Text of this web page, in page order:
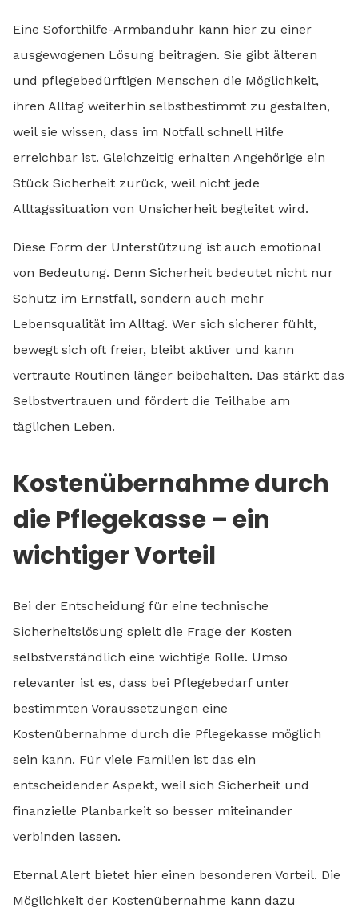
Eine Soforthilfe-Armbanduhr kann hier zu einer
ausgewogenen Lösung beitragen. Sie gibt älteren
und pflegebedürftigen Menschen die Möglichkeit,
ihren Alltag weiterhin selbstbestimmt zu gestalten,
weil sie wissen, dass im Notfall schnell Hilfe
erreichbar ist. Gleichzeitig erhalten Angehörige ein
Stück Sicherheit zurück, weil nicht jede
Alltagssituation von Unsicherheit begleitet wird.
Diese Form der Unterstützung ist auch emotional
von Bedeutung. Denn Sicherheit bedeutet nicht nur
Schutz im Ernstfall, sondern auch mehr
Lebensqualität im Alltag. Wer sich sicherer fühlt,
bewegt sich oft freier, bleibt aktiver und kann
vertraute Routinen länger beibehalten. Das stärkt das
Selbstvertrauen und fördert die Teilhabe am
täglichen Leben.
Kostenübernahme durch
die Pflegekasse – ein
wichtiger Vorteil
Bei der Entscheidung für eine technische
Sicherheitslösung spielt die Frage der Kosten
selbstverständlich eine wichtige Rolle. Umso
relevanter ist es, dass bei Pflegebedarf unter
bestimmten Voraussetzungen eine
Kostenübernahme durch die Pflegekasse möglich
sein kann. Für viele Familien ist das ein
entscheidender Aspekt, weil sich Sicherheit und
finanzielle Planbarkeit so besser miteinander
verbinden lassen.
Eternal Alert bietet hier einen besonderen Vorteil. Die
Möglichkeit der Kostenübernahme kann dazu